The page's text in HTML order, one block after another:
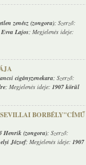
zenész (zongora); Szerző:
Evva Lajos; Megjelenés ideje:
cigányzenekara; Szerző:
; Megjelenés ideje: 1907 körül
BORBÉLY"CÍMŰ
Henrik (zongora); Szerző:
József; Megjelenés ideje: 1907